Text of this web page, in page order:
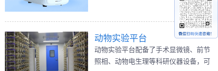
站、激光共聚焦显微镜、显微注射仪、
超速离心机、高性能计算服务器(共
80CPU)、42TB容量数据存贮设备等大
型仪器。实验室充分利用现有科研仪器
设备建立了蛋白质表达谱、蛋白质组修
饰谱、蛋白质相互作用、蛋白质定位、
杂交箱、组织匀浆器、离心机、恒温摇
床培养箱、移液器等多种仪器，这些仪
器为基因诊断、文库建立、基因组研
究、大数据分析等提供良好的平台。
动物实验平台
动物实验平台配备了手术显微镜、前节
照相、动物电生理等科研仪器设备，可